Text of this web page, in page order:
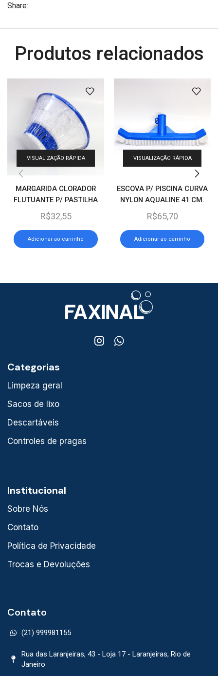
Share:
Produtos relacionados
VISUALIZAÇÃO RÁPIDA
MARGARIDA CLORADOR
FLUTUANTE P/ PASTILHA
AQUALINE (REF. 380)
R$32,55
Adicionar ao carrinho
VISUALIZAÇÃO RÁPIDA
ESCOVA P/ PISCINA CURVA
NYLON AQUALINE 41 CM.
(REF. 461)
R$65,70
Adicionar ao carrinho
Categorias
Limpeza geral
Sacos de lixo
Descartáveis
Controles de pragas
Institucional
Sobre Nós
Contato
Política de Privacidade
Trocas e Devoluções
Contato
(21) 999981155
Rua das Laranjeiras, 43 - Loja 17 - Laranjeiras, Rio de
Janeiro